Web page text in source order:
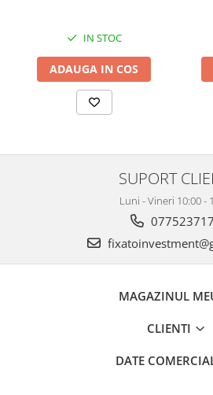
IN STOC
ADAUGA IN COS
SUPORT
Luni - Vineri 10:00 -
MAGAZINUL
CLIENTI
DATE